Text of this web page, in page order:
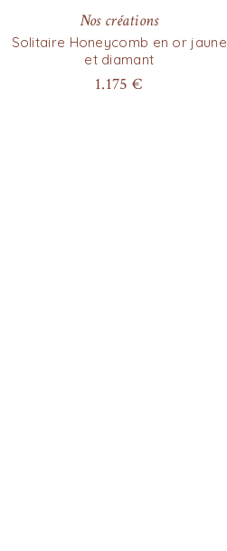
Nos créations
Solitaire Honeycomb en or jaune
et diamant
1.175€